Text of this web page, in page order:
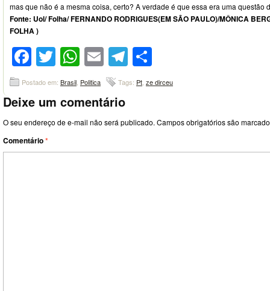
mas que não é a mesma coisa, certo? A verdade é que essa era uma questão
Fonte: Uol/ Folha/ FERNANDO RODRIGUES(EM SÃO PAULO)/MÔNICA
FOLHA )
Facebook
Twitter
WhatsApp
EmailTelegram
Postado em: Brasil Politica Tags: Pt ze dirceu
Deixe um comentário
O seu endereço de e-mail não será publicado. Campos obrigatórios são
Comentário*